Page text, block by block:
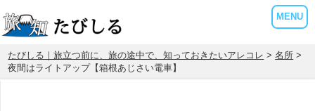
MENU
たびしる｜旅立つ前に、旅の途中で、知っておきたいアレコレ >名所 >
夜間はライトアップ【箱根あじさい電車】